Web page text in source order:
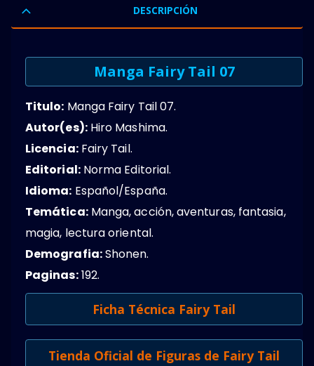
DESCRIPCIÓN
Manga Fairy Tail 07
Titulo: Manga Fairy Tail 07.
Autor(es):Hiro Mashima.
Licencia:Fairy Tail.
Editorial:Norma Editorial.
Idioma: Español/España.
Temática:Manga, acción, aventuras, fantasia,
magia, lectura oriental.
Demografia:Shonen.
Paginas:192.
Ficha Técnica Fairy Tail
Tienda Oficial de Figuras de Fairy Tail